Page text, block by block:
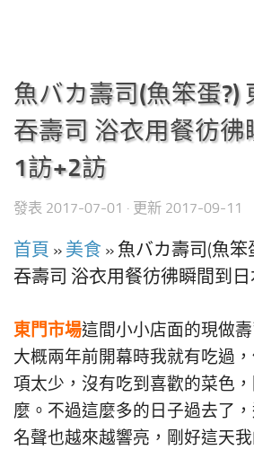
魚バカ壽司(魚笨蛋?)
吞壽司 浴衣用餐彷
1訪+2訪
發表 2017-07-01 · 更新 2017-09-11
首頁 » 美食 » 魚バカ壽司(魚笨
吞壽司 浴衣用餐彷彿瞬間到
東門市場這間小小店面的現做
大概兩年前開幕時我就有吃過
項太少，沒有吃到喜歡的菜色
麼。不過這麼多的日子過去了
名聲也越來越響亮，剛好這天